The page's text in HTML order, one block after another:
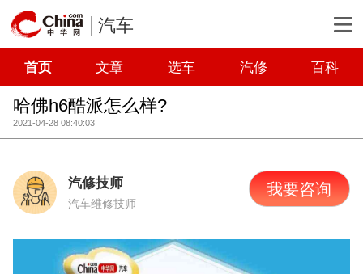
汽车
首页 文章 选车 汽修 百科
哈佛h6酷派怎么样?
2021-04-28 08:40:03
汽修技师
汽车维修技师
我要咨询